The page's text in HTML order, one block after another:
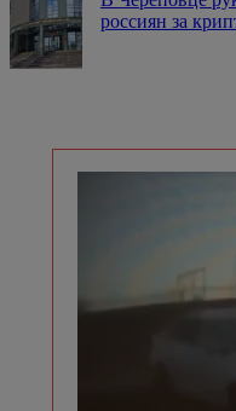
россиян за